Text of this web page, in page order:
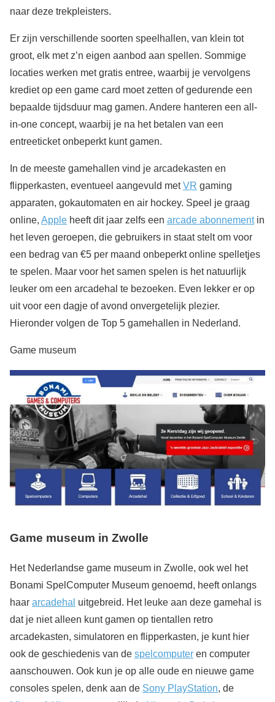
naar deze trekpleisters.
Er zijn verschillende soorten speelhallen, van klein tot
groot, elk met z’n eigen aanbod aan spellen. Sommige
locaties werken met gratis entree, waarbij je vervolgens
krediet op een game card moet zetten of gedurende een
bepaalde tijdsduur mag gamen. Andere hanteren een all-
in-one concept, waarbij je na het betalen van een
entreeticket onbeperkt kunt gamen.
In de meeste gamehallen vind je arcadekasten en
flipperkasten, eventueel aangevuld metVR gaming
apparaten, gokautomaten en air hockey. Speel je graag
online, Apple heeft dit jaar zelfs een arcade abonnementin
het leven geroepen, die gebruikers in staat stelt om voor
een bedrag van €5 per maand onbeperkt online spelletjes
te spelen. Maar voor het samen spelen is het natuurlijk
leuker om een arcadehal te bezoeken. Even lekker er op
uit voor een dagje of avond onvergetelijk plezier.
Hieronder volgen de Top 5 gamehallen in Nederland.
Game museum
Game museum in Zwolle
Het Nederlandse game museum in Zwolle, ook wel het
Bonami SpelComputer Museum genoemd, heeft onlangs
haar arcadehal uitgebreid. Het leuke aan deze gamehal is
dat je niet alleen kunt gamen op tientallen retro
arcadekasten, simulatoren en flipperkasten, je kunt hier
ook de geschiedenis van de spelcomputer en computer
aanschouwen. Ook kun je op alle oude en nieuwe game
consoles spelen, denk aan de Sony PlayStation, de